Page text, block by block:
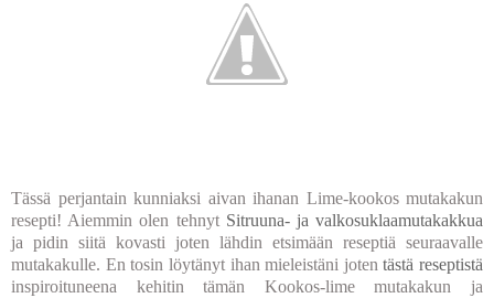
Tässä perjantain kunniaksi aivan ihanan Lime-kookos mutakakun
resepti! Aiemmin olen tehnyt Sitruuna- ja valkosuklaamutakakkua
ja pidin siitä kovasti joten lähdin etsimään reseptiä seuraavalle
mutakakulle. En tosin löytänyt ihan mieleistäni jotentästä reseptistä
inspiroituneena kehitin tämän Kookos-lime mutakakun ja